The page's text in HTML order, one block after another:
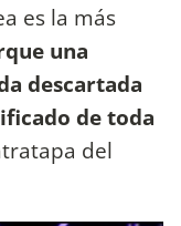
es la más
una
descartada
de toda
del